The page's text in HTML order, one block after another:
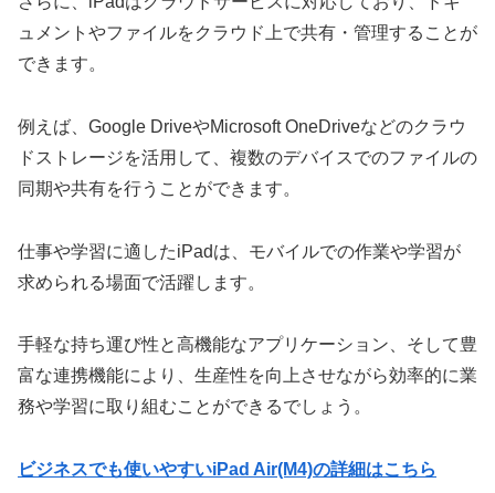
ュメントやファイルをクラウド上で共有・管理することが
できます。
例えば、Google DriveやMicrosoft OneDriveなどのクラウ
ドストレージを活用して、複数のデバイスでのファイルの
同期や共有を行うことができます。
仕事や学習に適したiPadは、モバイルでの作業や学習が
求められる場面で活躍します。
手軽な持ち運び性と高機能なアプリケーション、そして豊
富な連携機能により、生産性を向上させながら効率的に業
務や学習に取り組むことができるでしょう。
ビジネスでも使いやすいiPad Air(M4)の詳細はこちら